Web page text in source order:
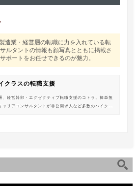
造業・経営層の転職に力を入れている転
ルタントの情報も顔写真とともに掲載さ
ポートをお任せできるのが魅力。
クラスの転職支援
、経営幹部・エグゼクティブ転職支援のコトラ。簡単無
リアコンサルタントが非公開求人など多数のハイクラ